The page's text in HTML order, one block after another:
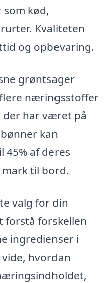
kød,
Kvaliteten
og opbevaring.
grøntsager
næringsstoffer
der har været på
kan
45% af deres
til bord.
valg for din
forstå forskellen
ingredienser i
vide, hvordan